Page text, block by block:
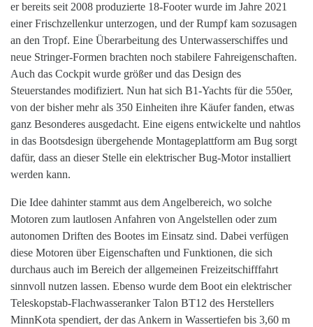
er bereits seit 2008 produzierte 18-Footer wurde im Jahre 2021
einer Frischzellenkur unterzogen, und der Rumpf kam sozusagen
an den Tropf. Eine Überarbeitung des Unterwasserschiffes und
neue Stringer-Formen brachten noch stabilere Fahreigenschaften.
Auch das Cockpit wurde größer und das Design des
Steuerstandes modifiziert. Nun hat sich B1-Yachts für die 550er,
von der bisher mehr als 350 Einheiten ihre Käufer fanden, etwas
ganz Besonderes ausgedacht. Eine eigens entwickelte und nahtlos
in das Bootsdesign übergehende Montageplattform am Bug sorgt
dafür, dass an dieser Stelle ein elektrischer Bug-Motor installiert
werden kann.
Die Idee dahinter stammt aus dem Angelbereich, wo solche
Motoren zum lautlosen Anfahren von Angelstellen oder zum
autonomen Driften des Bootes im Einsatz sind. Dabei verfügen
diese Motoren über Eigenschaften und Funktionen, die sich
durchaus auch im Bereich der allgemeinen Freizeitschifffahrt
sinnvoll nutzen lassen. Ebenso wurde dem Boot ein elektrischer
Teleskopstab-Flachwasseranker Talon BT12 des Herstellers
MinnKota spendiert, der das Ankern in Wassertiefen bis 3,60 m